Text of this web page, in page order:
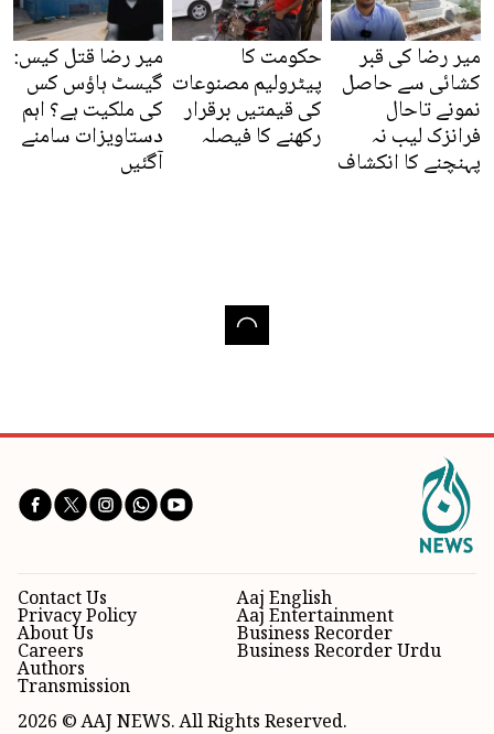
میر رضا کی قبر
کشائی سے حاصل
نمونے تاحال
فرانزک لیب نہ
پہنچنے کا انکشاف
حکومت کا
پیٹرولیم مصنوعات
کی قیمتیں برقرار
رکھنے کا فیصلہ
میر رضا قتل کیس:
گیسٹ ہاؤس کس
کی ملکیت ہے؟ اہم
دستاویزات سامنے
آگئیں
Aaj English
Aaj Entertainment
Business Recorder
Business Recorder Urdu
Contact Us
Privacy Policy
About Us
Careers
Authors
Transmission
2026 © AAJ NEWS. All Rights Reserved.